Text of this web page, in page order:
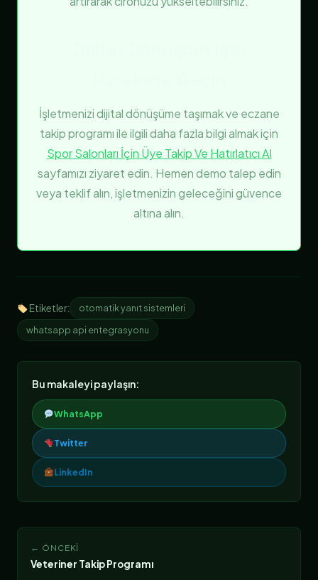
İşletmenizi dijital dönüşüme taşımak ve eczane
takip programı ile ilgili daha fazla bilgi almak için
Spor Salonları İçin Üye Takip Ve Hatırlatıcı AI
sayfamızı ziyaret edin. Hemen demo talep edin
veya teklif alın, işletmenizin geleceğini güvence
altına alın.
Etiketler:
otomatik yanıt sistemleri
whatsapp api entegrasyonu
Bu makaleyi paylaşın:
WhatsApp
Twitter
LinkedIn
← ÖNCEKI
Veteriner Takip Programı